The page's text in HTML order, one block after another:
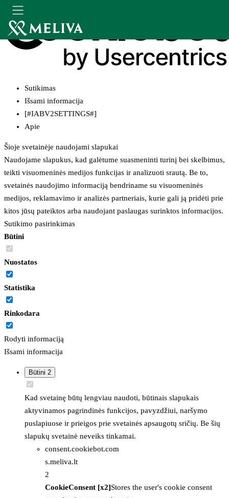
Sutikimas
Išsami informacija
[#IABV2SETTINGS#]
Apie
Šioje svetainėje naudojami slapukai
Naudojame slapukus, kad galėtume suasmeninti turinį bei skelbimus,
teikti visuomeninės medijos funkcijas ir analizuoti srautą. Be to,
svetainės naudojimo informaciją bendriname su visuomeninės
medijos, reklamavimo ir analizės partneriais, kurie gali ją pridėti prie
kitos jūsų pateiktos arba naudojant paslaugas surinktos informacijos.
Sutikimo pasirinkimas
Būtini
Nuostatos
Statistika
Rinkodara
Rodyti informaciją
Išsami informacija
Būtini 2
Kad svetainę būtų lengviau naudoti, būtinais slapukais
aktyvinamos pagrindinės funkcijos, pavyzdžiui, naršymo
puslapiuose ir prieigos prie svetainės apsaugotų sričių. Be šių
slapukų svetainė neveiks tinkamai.
consent.cookiebot.com
s.meliva.lt
2
CookieConsent [x2]Stores the user's cookie consent